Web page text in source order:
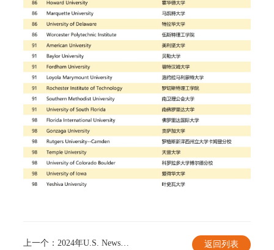
上一个： 2024年U.S. News文理学院排名
返回列表